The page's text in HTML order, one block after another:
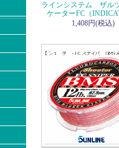
ラインシステム ザル
ケーターFC（
1,408円(税込)